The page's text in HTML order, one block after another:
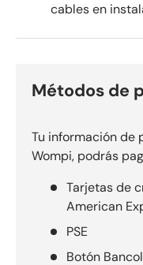
cables en
Métodos de
Tu información de
Wompi, podrás
Tarjetas de
American
PSE
Botón